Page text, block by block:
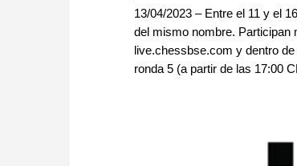
13/04/2023 – Entre el 11 y el
del mismo nombre.
live.chessbse.com y dentro
ronda 5 (a partir de las 17:00